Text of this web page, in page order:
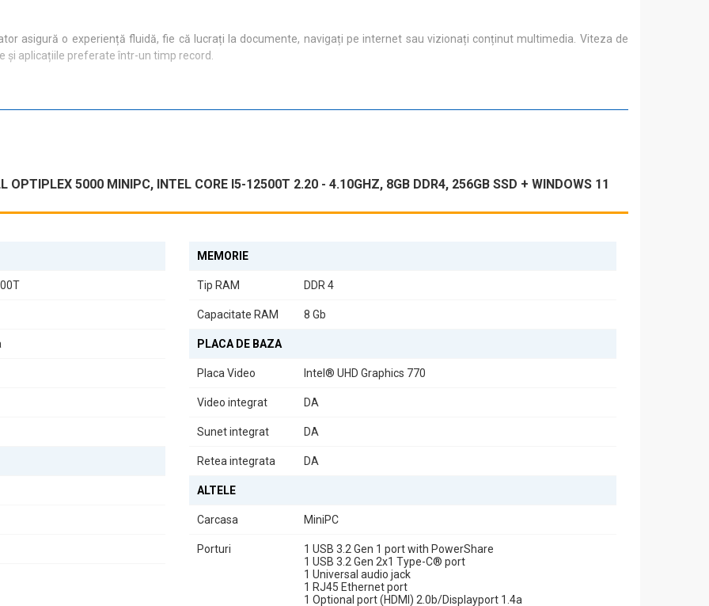
asigură o experiență fluidă, fie că lucrați la documente, navigați pe internet sau vizionați conținut multimedia. Viteza de
și aplicațiile preferate într-un timp record.
de porturi pentru a răspunde nevoilor dumneavoastră:
USB Type-C cu mod DisplayPort Alt)
Graphics 770
, care oferă o calitate grafică excelentă pentru sarcini de zi cu zi. De asemenea, sunetul integrat asigură o
partener de încredere pentru orice utilizator.
alegerea perfectă pentru cei care caută un echilibru între performanță, eficiență și design compact. Indiferent de utilizarea
OPTIPLEX 5000 MINIPC, INTEL CORE I5-12500T 2.20 - 4.10GHZ, 8GB DDR4, 256GB SSD + WINDOWS 11
MEMORIE
Tip RAM DDR 4
Capacitate RAM 8 Gb
PLACA DE BAZA
Placa Video Intel® UHD Graphics 770
Video integrat DA
Sunet integrat DA
Retea integrata DA
ALTELE
Carcasa MiniPC
Porturi
1 USB 3.2 Gen 1 port with PowerShare
1 USB 3.2 Gen 2x1 Type-C® port
1 Universal audio jack
1 RJ45 Ethernet port
1 Optional port (HDMI) 2.0b/Displayport 1.4a